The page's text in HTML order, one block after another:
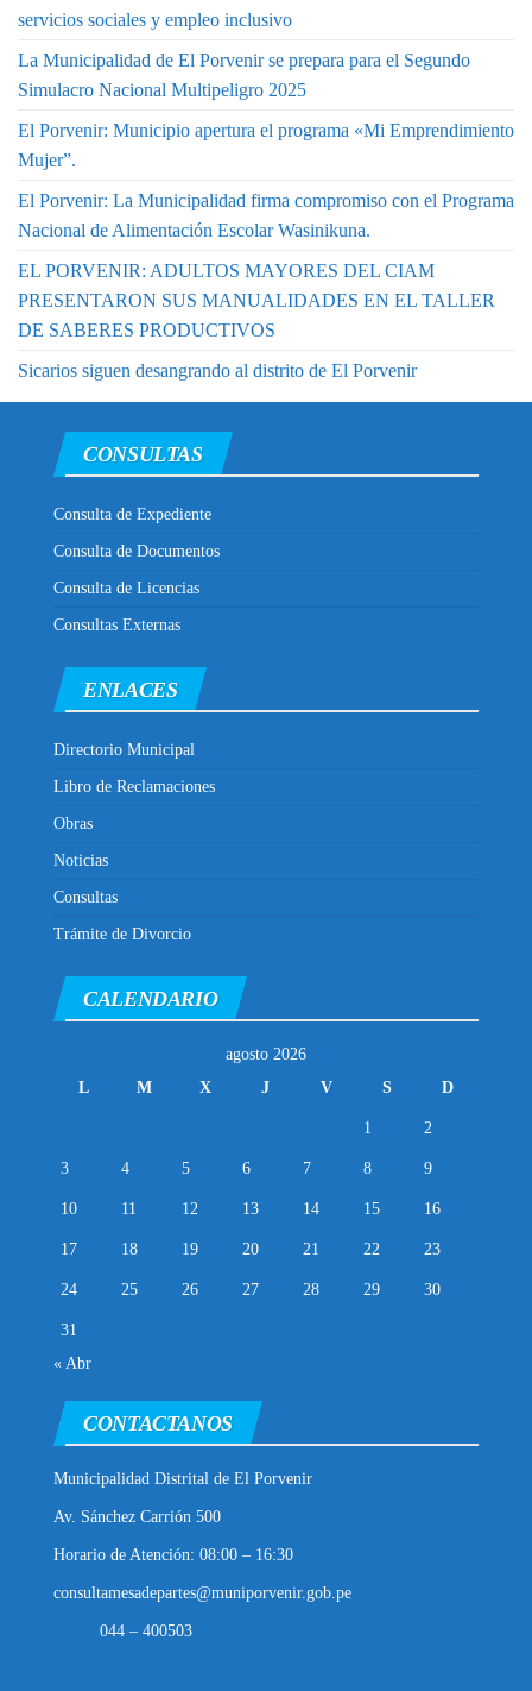
servicios sociales y empleo inclusivo
La Municipalidad de El Porvenir se prepara para el Segundo
Simulacro Nacional Multipeligro 2025
El Porvenir: Municipio apertura el programa «Mi Emprendimiento
Mujer”.
El Porvenir: La Municipalidad firma compromiso con el Programa
Nacional de Alimentación Escolar Wasinikuna.
EL PORVENIR: ADULTOS MAYORES DEL CIAM
PRESENTARON SUS MANUALIDADES EN EL TALLER
DE SABERES PRODUCTIVOS
Sicarios siguen desangrando al distrito de El Porvenir
CONSULTAS
Consulta de Expediente
Consulta de Documentos
Consulta de Licencias
Consultas Externas
ENLACES
Directorio Municipal
Libro de Reclamaciones
Obras
Noticias
Consultas
Trámite de Divorcio
CALENDARIO
agosto 2026
L
M X J V S D
1 2
3 4 5 6 7 8 9
10 11 12 13 14 15 16
17 18 19 20 21 22 23
24 25 26 27 28 29 30
31
« Abr
CONTACTANOS
Municipalidad Distrital de El Porvenir
Av. Sánchez Carrión 500
Horario de Atención: 08:00 – 16:30
consultamesadepartes@muniporvenir.gob.pe
044 – 400503